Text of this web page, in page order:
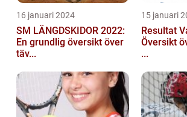
16 januari 2024
SM LÄNGDSKIDOR 2022:
En grundlig översikt över
täv...
15 januari
Resultat
Översikt
...